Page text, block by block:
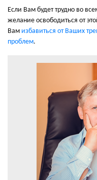
Если Вам будет трудно во
желание освободиться от
Вам избавиться от Ваших
проблем.